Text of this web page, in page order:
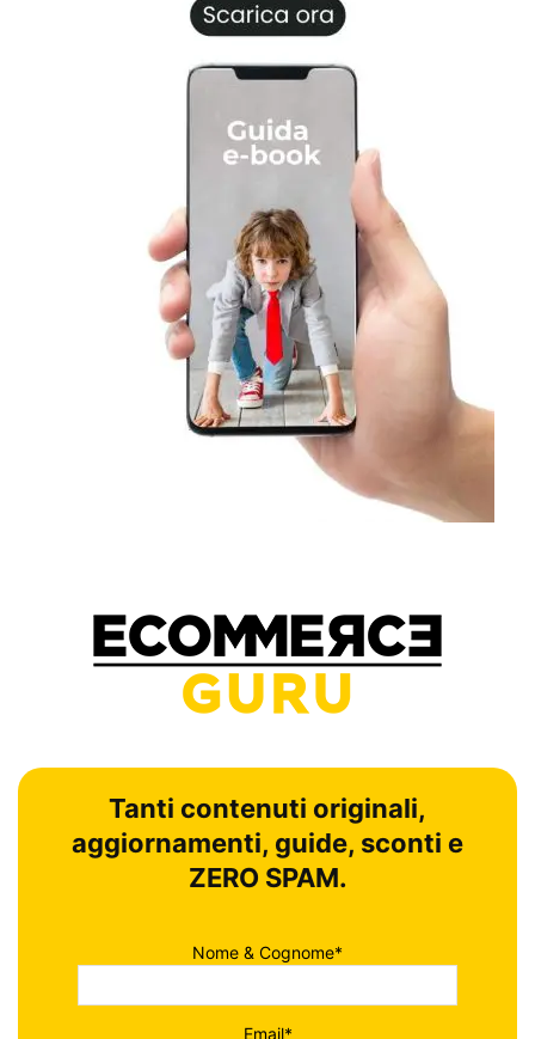
Tanti contenuti originali,
aggiornamenti, guide, sconti e
ZERO SPAM.
Nome & Cognome*
Email*